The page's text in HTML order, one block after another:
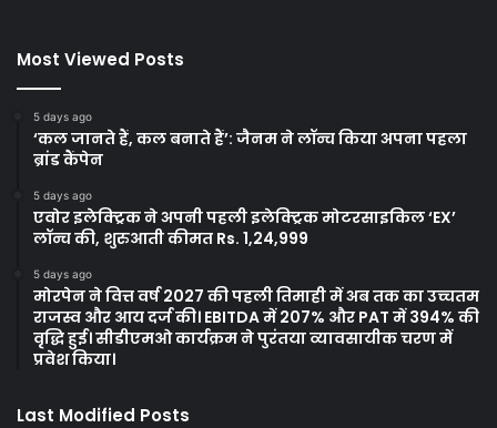
Most Viewed Posts
5 days ago
‘कल जानते हैं, कल बनाते हैं’: जैनम ने लॉन्च किया अपना पहला
ब्रांड कैंपेन
5 days ago
एवोर इलेक्ट्रिक ने अपनी पहली इलेक्ट्रिक मोटरसाइकिल ‘EX’
लॉन्च की, शुरुआती कीमत Rs. 1,24,999
5 days ago
मोरपेन ने वित्त वर्ष 2027 की पहली तिमाही में अब तक का उच्चतम
राजस्व और आय दर्ज की। EBITDA में 207% और PAT में 394% की
वृद्धि हुई। सीडीएमओ कार्यक्रम ने पुरंतया व्यावसायीक चरण में
प्रवेश किया।
Last Modified Posts